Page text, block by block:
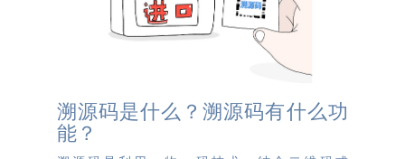
溯源码是什么？溯源码有什么功
能？